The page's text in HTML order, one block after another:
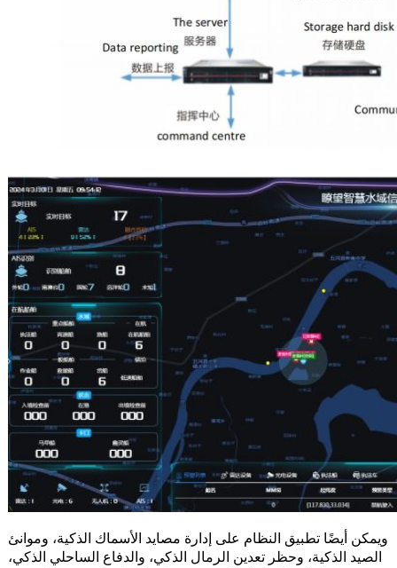
ويمكن أيضًا تطبيق النظام على إدارة مصايد الأسماك الذكية، وموانئ
الصيد الذكية، وحظر تعدين الرمال الذكي، والدفاع الساحلي الذكي،